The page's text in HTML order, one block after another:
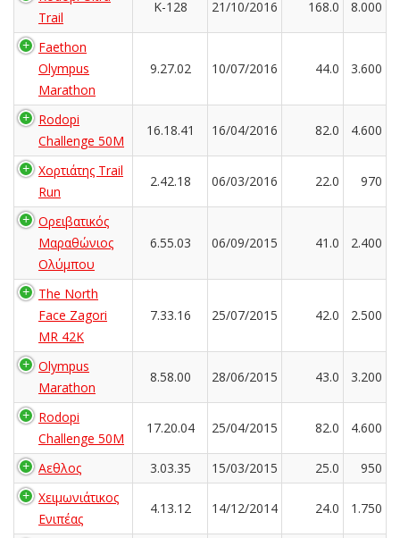
Trail
K-128 21/10/2016 168.0 8.000
Faethon
Olympus
Marathon
9.27.02 10/07/2016 44.0 3.600
Rodopi
Challenge 50M
16.18.41 16/04/2016 82.0 4.600
Χορτιάτης Trail
Run
2.42.18 06/03/2016 22.0 970
Ορειβατικός
Μαραθώνιος
Ολύμπου
6.55.03 06/09/2015 41.0 2.400
The North
Face Zagori
MR 42K
7.33.16 25/07/2015 42.0 2.500
Olympus
Marathon
8.58.00 28/06/2015 43.0 3.200
Rodopi
Challenge 50M
17.20.04 25/04/2015 82.0 4.600
Αεθλος 3.03.35 15/03/2015 25.0
950
Χειμωνιάτικος
Ενιπέας
4.13.12 14/12/2014 24.0 1.750